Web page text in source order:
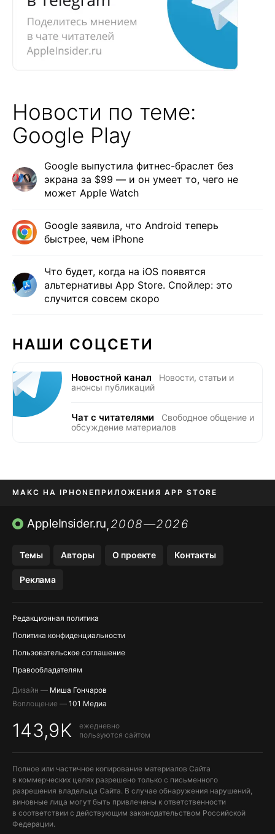
Новости по теме:
Google Play
Google выпустила фитнес-браслет без
экрана за $99 — и он умеет то, чего не
может Apple Watch
Google заявила, что Android теперь
быстрее, чем iPhone
Что будет, когда на iOS появятся
альтернативы App Store. Спойлер: это
случится совсем скоро
НАШИ СОЦСЕТИ
Новостной канал
Новости, статьи и
анонсы публикаций
Чат с читателями
Свободное общение и
обсуждение материалов
МАКС НА IPHONE ПРИЛОЖЕНИЯ APP STORE
TIKTOK НА IPHONEПРИЛОЖЕНИЯ БЕЗ APP STORE
AppleInsider.ru,2008—2026
Темы Авторы О проекте Контакты
Реклама
Редакционная политика
Политика конфиденциальности
Пользовательское соглашение
Правообладателям
Дизайн — Миша Гончаров
Воплощение — 101 Медиа
143,9K
ежедневно
пользуются сайтом
Полное или частичное копирование материалов Сайта
в коммерческих целях разрешено только с письменного
разрешения владельца Сайта. В случае обнаружения нарушений,
виновные лица могут быть привлечены к ответственности
в соответствии с действующим законодательством Российской
Федерации.